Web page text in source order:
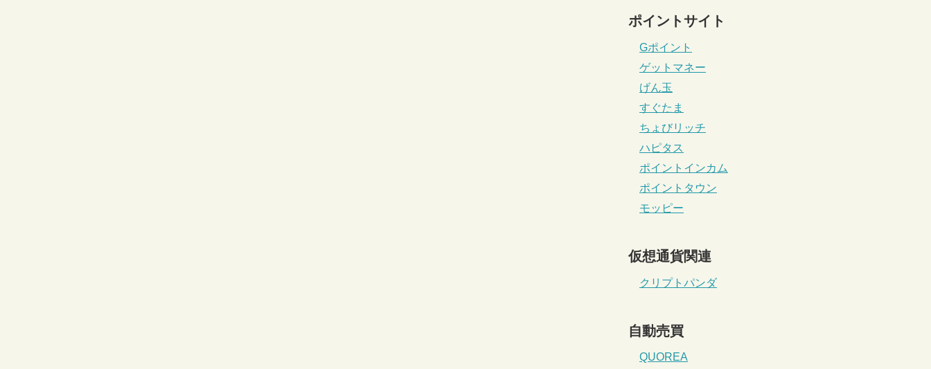
ポイントサイト
Gポイント
ゲットマネー
げん玉
すぐたま
ちょびリッチ
ハピタス
ポイントインカム
ポイントタウン
モッピー
仮想通貨関連
クリプトパンダ
自動売買
QUOREA